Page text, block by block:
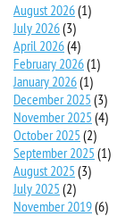
August 2026(1)
July 2026(3)
April 2026(4)
February 2026(1)
January 2026(1)
December 2025 (3)
November 2025 (4)
October 2025 (2)
September 2025 (1)
August 2025 (3)
July 2025 (2)
November 2019(6)